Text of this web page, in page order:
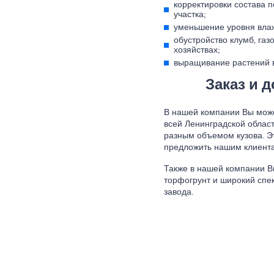
корректировки
участка;
уменьшение уровня
обустройство клумб,
хозяйствах;
выращивание растений
Заказ и
В нашей компании Вы
всей Ленинградской
разным объемом кузова.
предложить нашим
Также в нашей компании
торфогрунт и широкий
завода.